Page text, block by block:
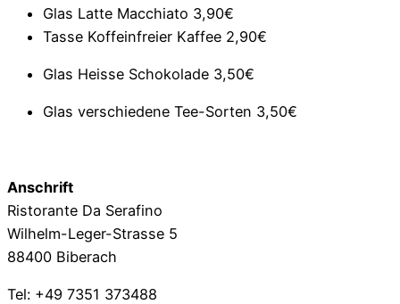
Glas Latte Macchiato 3,90€
Tasse Koffeinfreier Kaffee 2,90€
Glas Heisse Schokolade 3,50€
Glas verschiedene Tee-Sorten 3,50€
Anschrift
Ristorante Da Serafino
Wilhelm-Leger-Strasse 5
88400 Biberach
Tel: +49 7351 373488